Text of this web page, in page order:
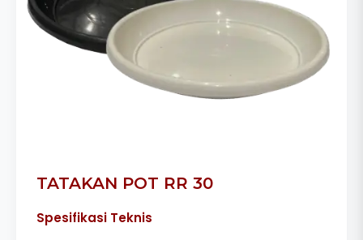
TATAKAN POT RR 30
Spesifikasi Teknis